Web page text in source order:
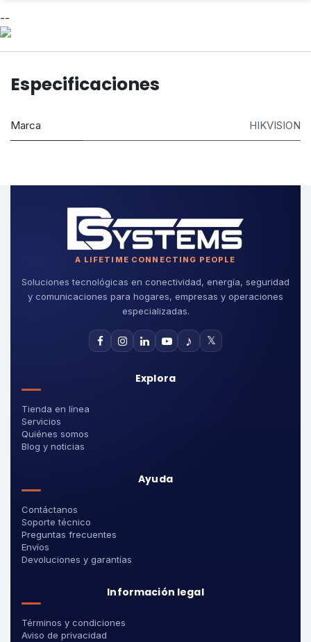
--
Especificaciones
Marca HIKVISION
A LIFETIME CONNECTING PEOPLE
Soluciones tecnológicas en conectividad, energía, seguridad
y comunicaciones para hogares, empresas y operaciones
especializadas.
♪ 𝕏
Explora
Tienda en línea
Servicios
Quiénes somos
Blog y noticias
Ayuda
Contáctanos
Soporte técnico
Preguntas frecuentes
Envíos
Devoluciones y garantías
Información legal
Términos y condiciones
Aviso de privacidad